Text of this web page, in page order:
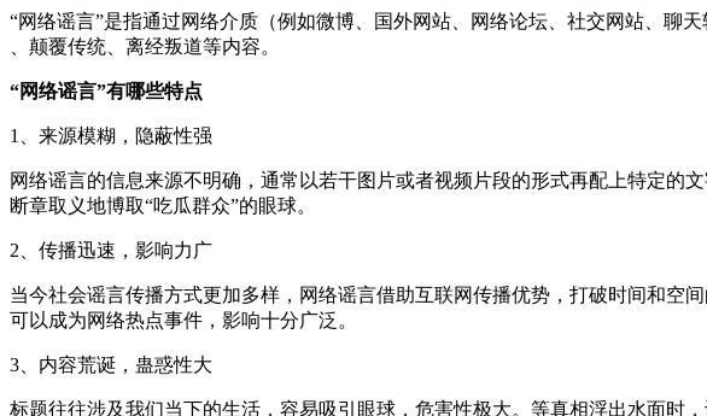
“网络谣言”是指通过网络介质（例如微博、国外网站、网络论坛、社交网站、聊
、颠覆传统、离经叛道等内容。
“网络谣言”有哪些特点
1、来源模糊，隐蔽性强
网络谣言的信息来源不明确，通常以若干图片或者视频片段的形式再配上特定的
断章取义地博取“吃瓜群众”的眼球。
2、传播迅速，影响力广
当今社会谣言传播方式更加多样，网络谣言借助互联网传播优势，打破时间和空
可以成为网络热点事件，影响十分广泛。
3、内容荒诞，蛊惑性大
标题往往涉及我们当下的生活，容易吸引眼球，危害性极大。等真相浮出水面时，